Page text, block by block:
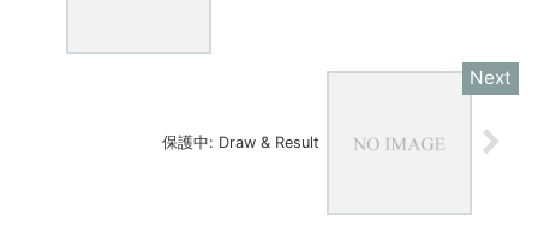
保護中: Draw & Result